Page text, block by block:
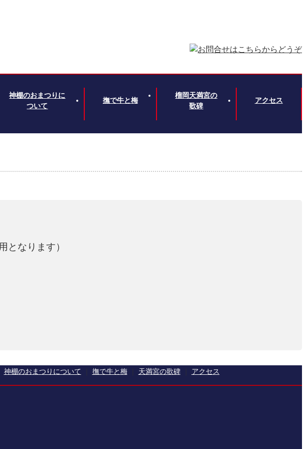
神棚のおまつりに
ついて
撫で牛と梅
榴岡天満宮の
歌碑
アクセス
となります）
神棚のおまつりについて 撫で牛と梅 天満宮の歌碑 アクセス